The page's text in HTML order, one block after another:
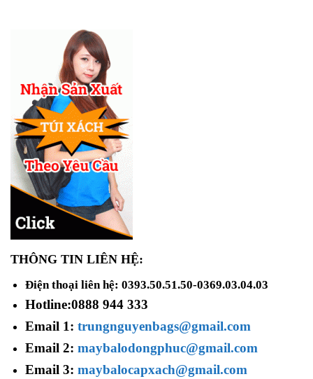
THÔNG TIN LIÊN HỆ:
Điện thoại liên hệ: 0393.50.51.50-0369.03.04.03
Hotline:0888 944 333
Email 1: trungnguyenbags@gmail.com
Email 2: maybalodongphuc@gmail.com
Email 3: maybalocapxach@gmail.com